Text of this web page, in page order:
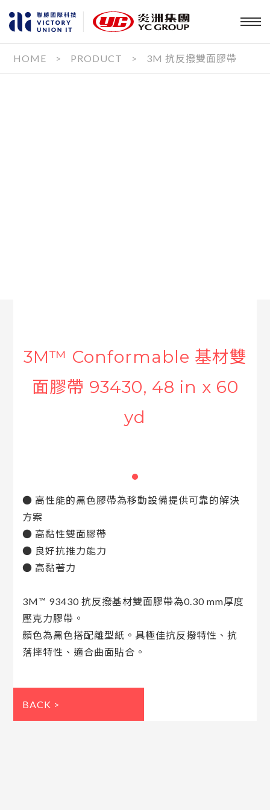
HOME > PRODUCT > 3M 抗反撥雙面膠帶
3M™ Conformable 基材雙
面膠帶 93430, 48 in x 60
yd
● 高性能的黑色膠帶為移動設備提供可靠的解決
方案
● 高黏性雙面膠帶
● 良好抗推力能力
● 高黏著力
3M™ 93430 抗反撥基材雙面膠帶為0.30 mm厚度
壓克力膠帶。
顏色為黑色搭配離型紙。具極佳抗反撥特性、抗
落摔特性、適合曲面貼合。
BACK >